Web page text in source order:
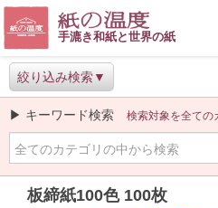
手漉き和紙と世界の紙
絞り込み検索
▶ キーワード検索 検索対象を全ての
板締紙100色 100枚